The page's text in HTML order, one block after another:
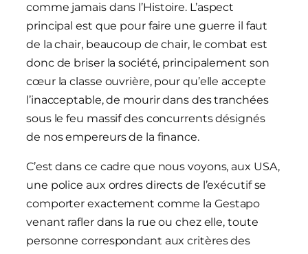
comme jamais dans l’Histoire. L’aspect
principal est que pour faire une guerre il faut
de la chair, beaucoup de chair, le combat est
donc de briser la société, principalement son
cœur la classe ouvrière, pour qu’elle accepte
l’inacceptable, de mourir dans des tranchées
sous le feu massif des concurrents désignés
de nos empereurs de la finance.
C’est dans ce cadre que nous voyons, aux USA,
une police aux ordres directs de l’exécutif se
comporter exactement comme la Gestapo
venant rafler dans la rue ou chez elle, toute
personne correspondant aux critères des